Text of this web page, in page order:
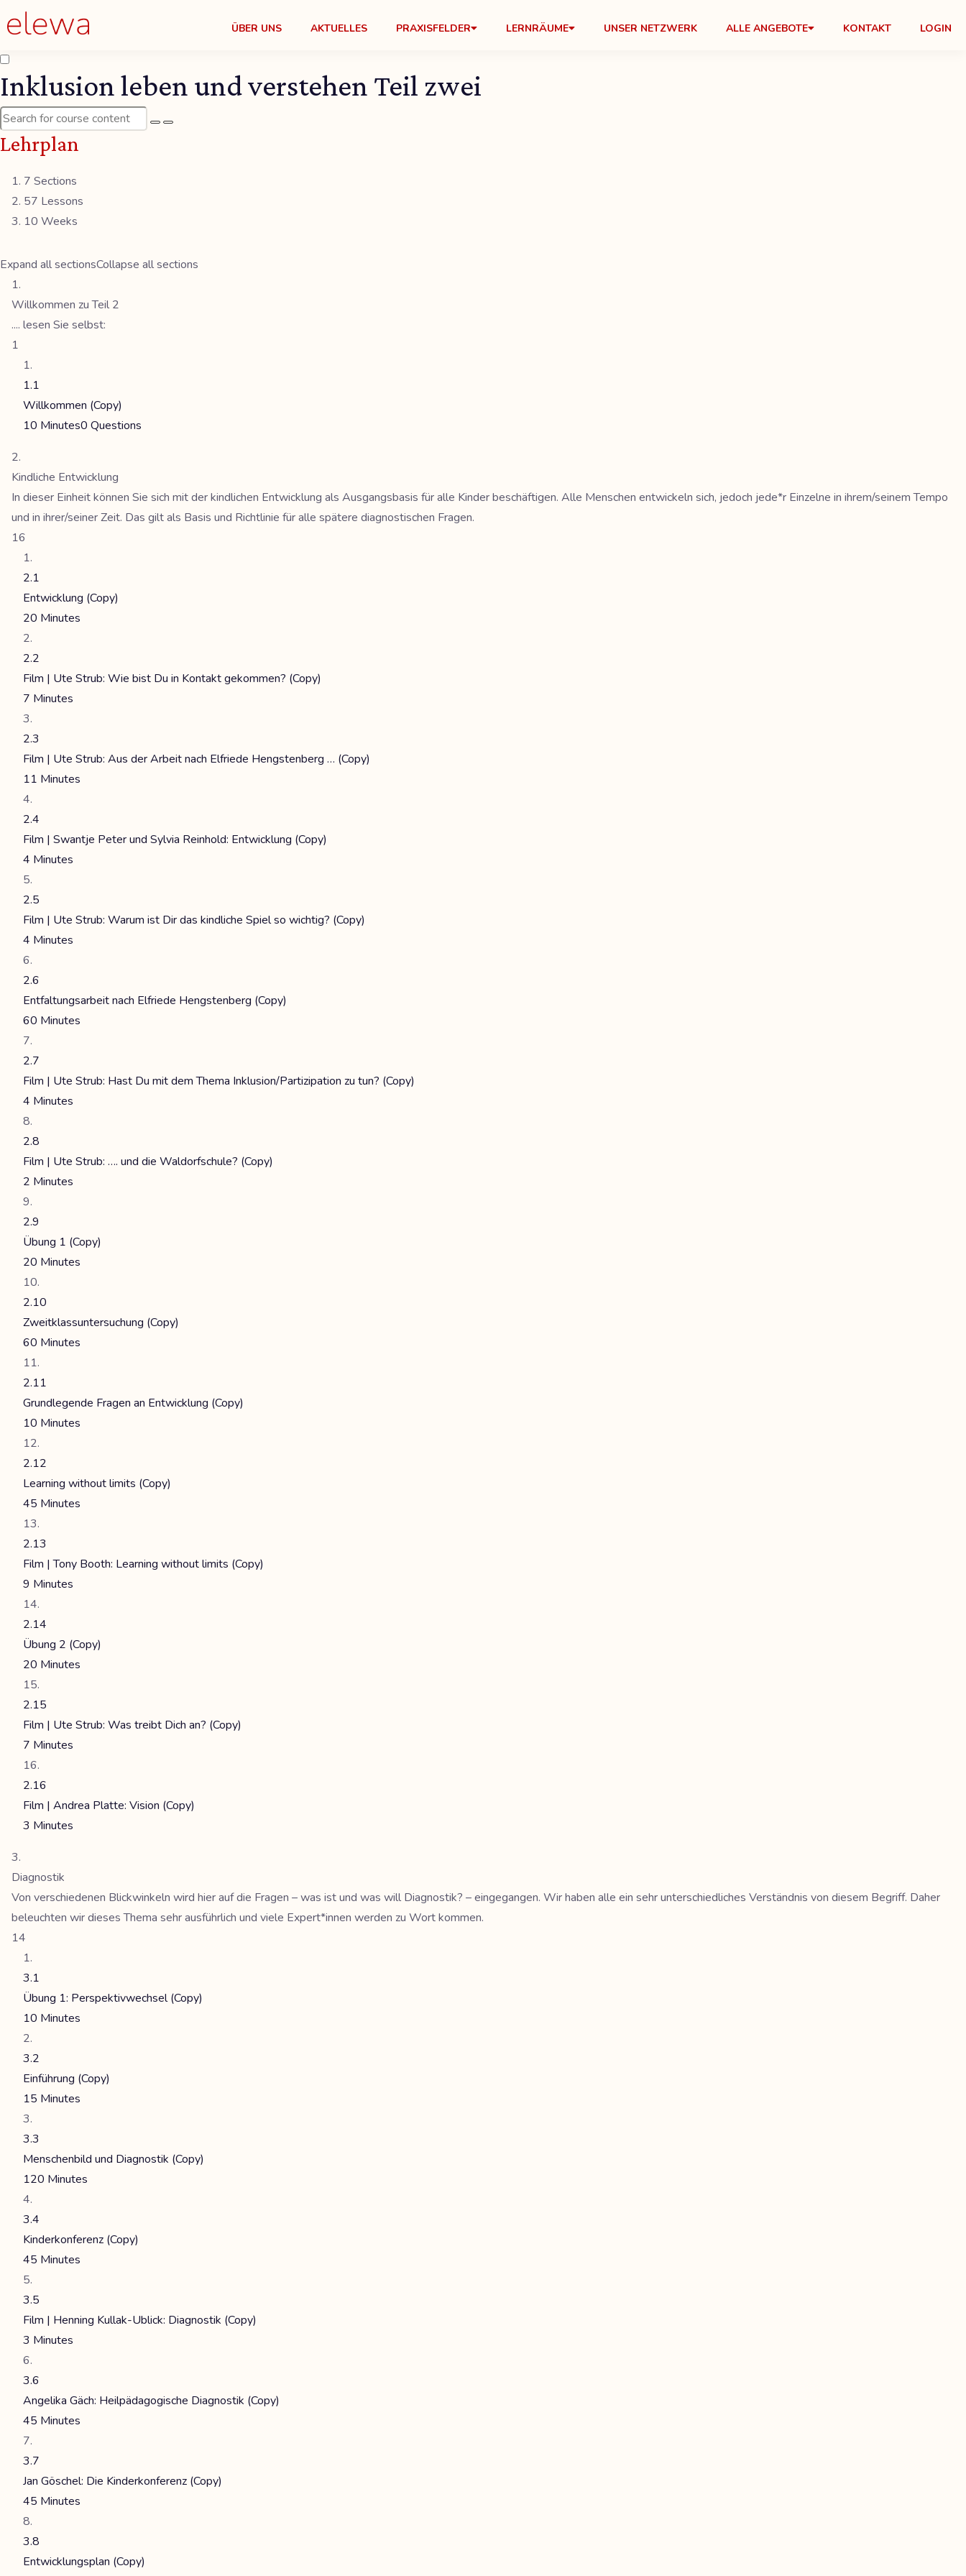
ÜBER UNS AKTUELLES PRAXISFELDER LERNRÄUME UNSER NETZWERK ALLE ANGEBOTE KONTAKT LOGIN
Inklusion leben und verstehen Teil zwei
Lehrplan
7 Sections
57 Lessons
10 Weeks
Expand all sectionsCollapse all sections
Willkommen zu Teil 2
.... lesen Sie selbst:
1
1.1
Willkommen (Copy)
10 Minutes0 Questions
Kindliche Entwicklung
In dieser Einheit können Sie sich mit der kindlichen Entwicklung als Ausgangsbasis für alle Kinder beschäftigen. Alle Menschen entwickeln sich, jedoch jede*r Einzelne in ihrem/seinem Tempo
und in ihrer/seiner Zeit. Das gilt als Basis und Richtlinie für alle spätere diagnostischen Fragen.
16
2.1
Entwicklung (Copy)
20 Minutes
2.2
Film | Ute Strub: Wie bist Du in Kontakt gekommen? (Copy)
7 Minutes
2.3
Film | Ute Strub: Aus der Arbeit nach Elfriede Hengstenberg … (Copy)
11 Minutes
2.4
Film | Swantje Peter und Sylvia Reinhold: Entwicklung (Copy)
4 Minutes
2.5
Film | Ute Strub: Warum ist Dir das kindliche Spiel so wichtig? (Copy)
4 Minutes
2.6
Entfaltungsarbeit nach Elfriede Hengstenberg (Copy)
60 Minutes
2.7
Film | Ute Strub: Hast Du mit dem Thema Inklusion/Partizipation zu tun? (Copy)
4 Minutes
2.8
Film | Ute Strub: …. und die Waldorfschule? (Copy)
2 Minutes
2.9
Übung 1 (Copy)
20 Minutes
2.10
Zweitklassuntersuchung (Copy)
60 Minutes
2.11
Grundlegende Fragen an Entwicklung (Copy)
10 Minutes
2.12
Learning without limits (Copy)
45 Minutes
2.13
Film | Tony Booth: Learning without limits (Copy)
9 Minutes
2.14
Übung 2 (Copy)
20 Minutes
2.15
Film | Ute Strub: Was treibt Dich an? (Copy)
7 Minutes
2.16
Film | Andrea Platte: Vision (Copy)
3 Minutes
Diagnostik
Von verschiedenen Blickwinkeln wird hier auf die Fragen – was ist und was will Diagnostik? – eingegangen. Wir haben alle ein sehr unterschiedliches Verständnis von diesem Begriff. Daher
beleuchten wir dieses Thema sehr ausführlich und viele Expert*innen werden zu Wort kommen.
14
3.1
Übung 1: Perspektivwechsel (Copy)
10 Minutes
3.2
Einführung (Copy)
15 Minutes
3.3
Menschenbild und Diagnostik (Copy)
120 Minutes
3.4
Kinderkonferenz (Copy)
45 Minutes
3.5
Film | Henning Kullak-Ublick: Diagnostik (Copy)
3 Minutes
3.6
Angelika Gäch: Heilpädagogische Diagnostik (Copy)
45 Minutes
3.7
Jan Göschel: Die Kinderkonferenz (Copy)
45 Minutes
3.8
Entwicklungsplan (Copy)